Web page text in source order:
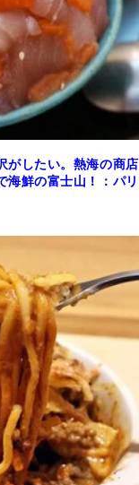
がしたい。熱海の商店
海鮮の富士山！：パリ